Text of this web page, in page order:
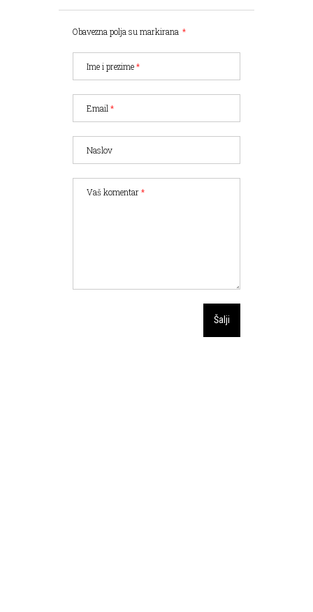
Obavezna polja su markirana *
Ime i prezime*
Email *
Naslov
Vaš komentar*